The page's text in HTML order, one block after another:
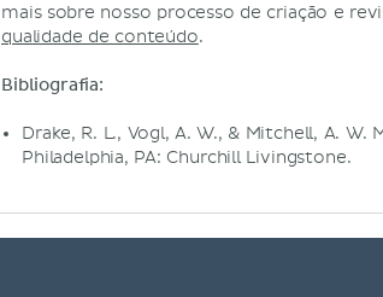
mais sobre nosso processo de criação e
qualidade de conteúdo.
Bibliografia:
Drake, R. L., Vogl, A. W., & Mitchell, A. W.
Philadelphia, PA: Churchill Livingstone.